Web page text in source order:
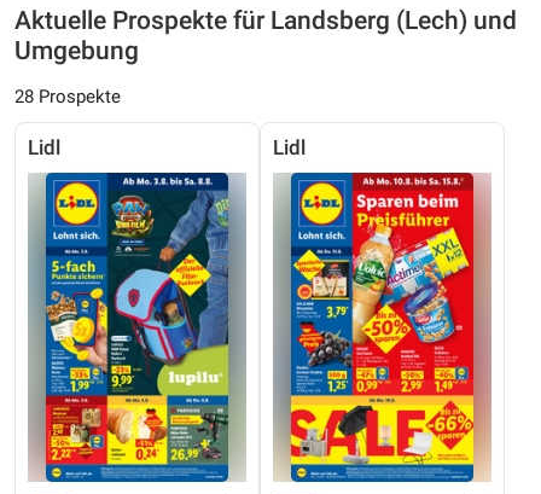
Aktuelle Prospekte für Landsberg (Lech) und
Umgebung
28 Prospekte
Lidl Lidl